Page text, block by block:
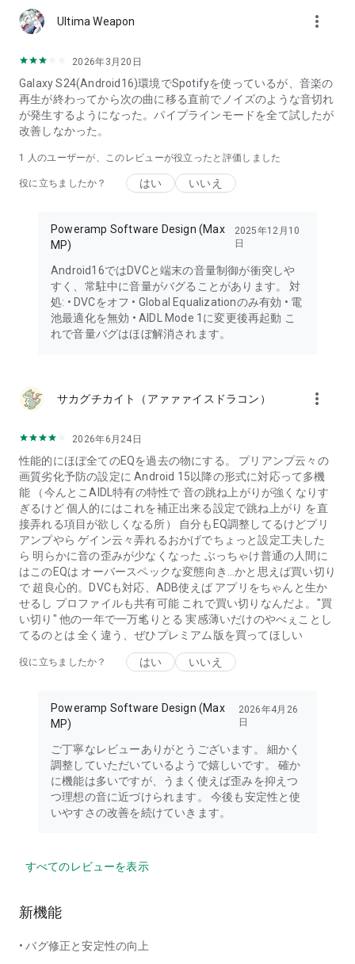
Ultima Weapon more_vert
2026年3月20日
Galaxy S24(Android16)環境でSpotifyを使っているが、音楽の
再生が終わってから次の曲に移る直前でノイズのような音切れ
が発生するようになった。パイプラインモードを全て試したが
改善しなかった。
1 人のユーザーが、このレビューが役立ったと評価しました
役に立ちましたか？ はい いいえ
Poweramp Software Design (Max
MP)
2025年12月10
日
Android16ではDVCと端末の音量制御が衝突しや
すく、常駐中に音量がバグることがあります。 対
処: • DVCをオフ • Global Equalizationのみ有効 • 電
池最適化を無効 • AIDL Mode 1に変更後再起動 こ
れで音量バグはほぼ解消されます。
サカグチカイト（アァァァイスドラコン） more_vert
2026年6月24日
性能的にほぼ全てのEQを過去の物にする。 プリアンプ云々の
画質劣化予防の設定に Android 15以降の形式に対応って多機
能 （今んとこAIDL特有の特性で 音の跳ね上がりが強くなりす
ぎるけど 個人的にはこれを補正出来る設定で跳ね上がり を直
接弄れる項目が欲しくなる所） 自分もEQ調整してるけどプリ
アンプやら ゲイン云々弄れるおかげでちょっと設定工夫した
ら 明らかに音の歪みが少なくなった ぶっちゃけ普通の人間に
はこのEQは オーバースペックな変態向き…かと思えば買い切り
で 超良心的。DVCも対応、ADB使えば アプリをちゃんと生か
せるし プロファイルも共有可能 これで買い切りなんだよ。"買
い切り" 他の一年で一万毟りとる 実感薄いだけのやべぇことし
てるのとは 全く違う、ぜひプレミアム版を買ってほしい
役に立ちましたか？ はい いいえ
Poweramp Software Design (Max
MP)
2026年4月26
日
ご丁寧なレビューありがとうございます。 細かく
調整していただいているようで嬉しいです。 確か
に機能は多いですが、うまく使えば歪みを抑えつ
つ理想の音に近づけられます。 今後も安定性と使
いやすさの改善を続けていきます。
すべてのレビューを表示
新機能
• バグ修正と安定性の向上